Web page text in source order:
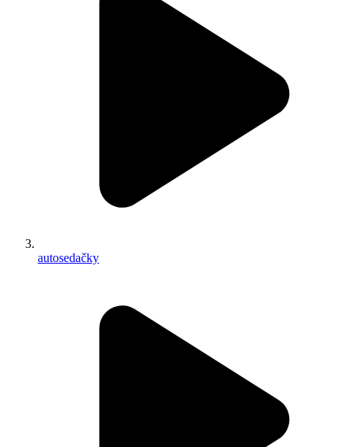
autosedačky